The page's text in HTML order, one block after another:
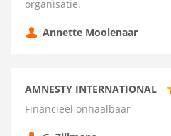
organisatie.
Annette Moolenaar
AMNESTY INTERNATIONAL
Financieel onhaalbaar